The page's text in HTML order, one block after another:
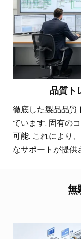
品質ト
徹底した製品品質
ています. 固有の
可能. これにより
なサポートが提供
無